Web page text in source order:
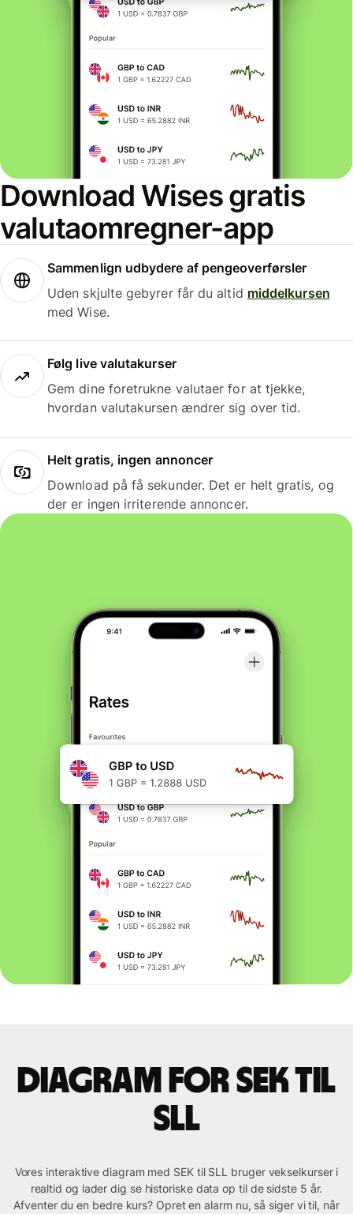
Download Wises gratis
valutaomregner-app
Sammenlign udbydere af pengeoverførsler
Uden skjulte gebyrer får du altid middelkursen
med Wise.
Følg live valutakurser
Gem dine foretrukne valutaer for at tjekke,
hvordan valutakursen ændrer sig over tid.
Helt gratis, ingen annoncer
Download på få sekunder. Det er helt gratis, og
der er ingen irriterende annoncer.
Diagram for SEK til
SLL
Vores interaktive diagram med SEK til SLL bruger vekselkurser i
realtid og lader dig se historiske data op til de sidste 5 år.
Afventer du en bedre kurs? Opret en alarm nu, så siger vi til, når